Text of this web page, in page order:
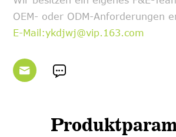
OEM- oder ODM-Anforderungen
E-Mail:ykdjwj@vip.163.com
 